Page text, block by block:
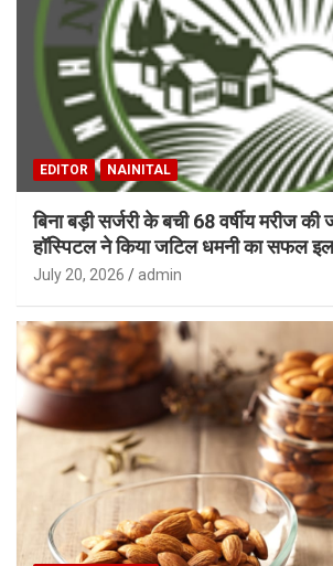
EDITOR NAINITAL
बिना बड़ी सर्जरी के बची 68 वर्षीय मरीज की
हॉस्पिटल ने किया जटिल धमनी का सफल
July 20, 2026 admin